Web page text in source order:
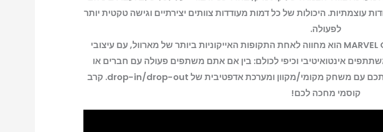
עוצמתיות. היכולות של כל דמות מעודדות צוותים יצירתיים וגישה טקטית יותר
לפעולה.
• בימוי אמנותי רטרו מדהים: MARVEL Cosmic Invasion הוא מחווה לאחת התקופות האייקוניות ביותר של מארוול, עם עיצובי
אינטואיטיבי וכיפי לכולם: בין אם אתם משתפים פעולה עם חברים או
משפחה, MARVEL Cosmic Invasion מכסה אתכם עם משחק מקומי/מקוון ומערכת אדפטיבית של drop-in/drop-out. קרב
קוסמי מחכה לכם!